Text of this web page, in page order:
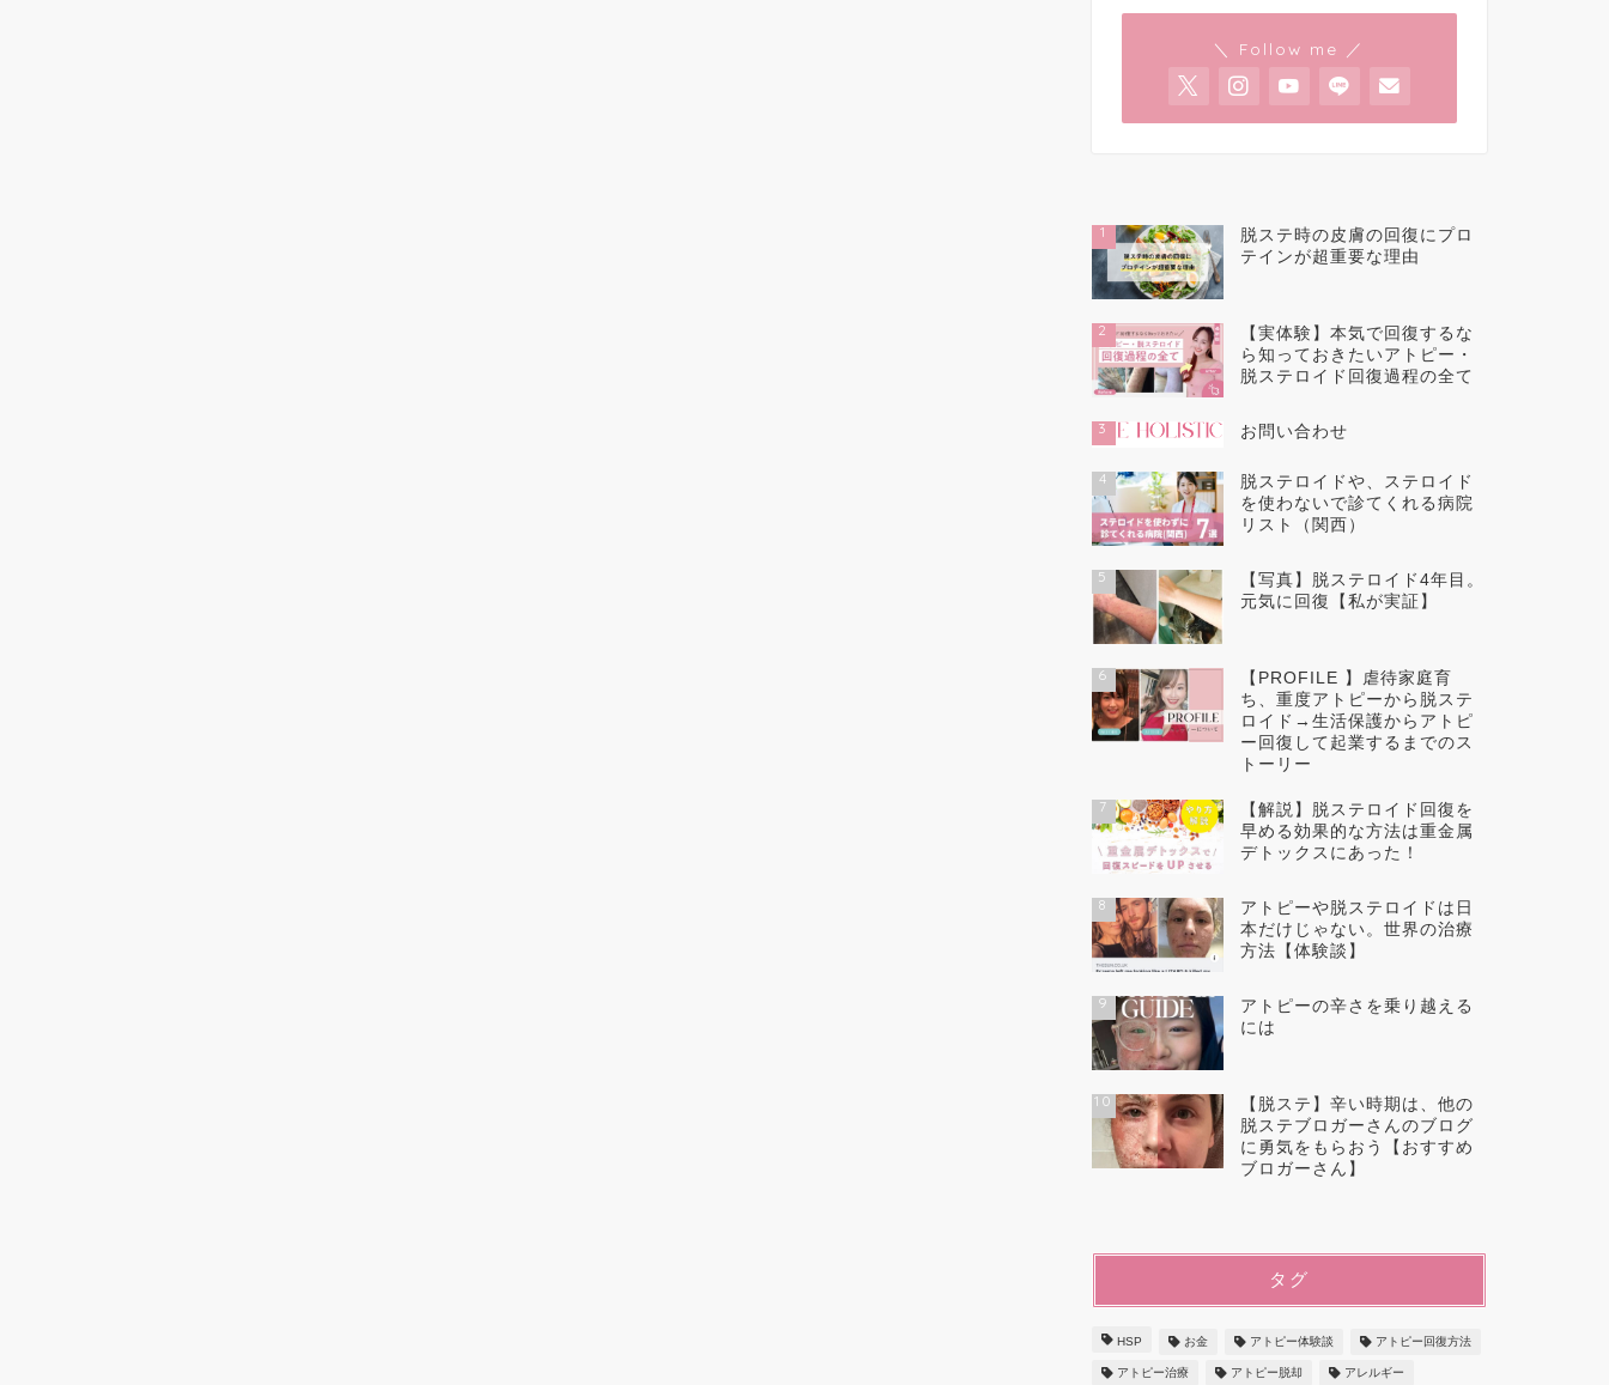
＼ Follow me ／
1
脱ステ時の皮膚の回復にプロ
テインが超重要な理由
2
【実体験】本気で回復するな
ら知っておきたいアトピー・
脱ステロイド回復過程の全て
3 お問い合わせ
4
脱ステロイドや、ステロイド
を使わないで診てくれる病院
リスト（関西）
5
【写真】脱ステロイド4年目。
元気に回復【私が実証】
6
【PROFILE 】虐待家庭育
ち、重度アトピーから脱ステ
ロイド→生活保護からアトピ
ー回復して起業するまでのス
トーリー
7
【解説】脱ステロイド回復を
早める効果的な方法は重金属
デトックスにあった！
8
アトピーや脱ステロイドは日
本だけじゃない。世界の治療
方法【体験談】
9
アトピーの辛さを乗り越える
には
10
【脱ステ】辛い時期は、他の
脱ステブロガーさんのブログ
に勇気をもらおう【おすすめ
ブロガーさん】
タグ
HSP お金 アトピー体験談 アトピー回復方法
アトピー治療 アトピー脱却 アレルギー